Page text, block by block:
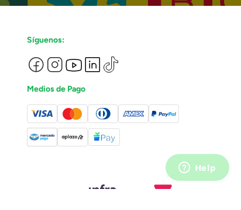
Síguenos:
Medios de Pago